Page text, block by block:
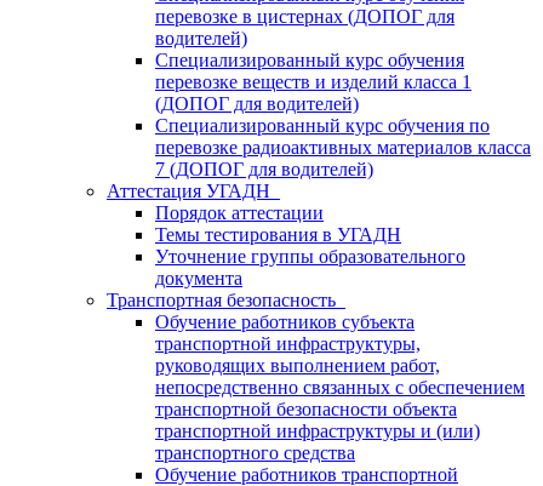
перевозке в цистернах (ДОПОГ для
водителей)
Специализированный курс обучения
перевозке веществ и изделий класса 1
(ДОПОГ для водителей)
Специализированный курс обучения по
перевозке радиоактивных материалов класса
7 (ДОПОГ для водителей)
Аттестация УГАДН
Порядок аттестации
Темы тестирования в УГАДН
Уточнение группы образовательного
документа
Транспортная безопасность
Обучение работников субъекта
транспортной инфраструктуры,
руководящих выполнением работ,
непосредственно связанных с обеспечением
транспортной безопасности объекта
транспортной инфраструктуры и (или)
транспортного средства
Обучение работников транспортной